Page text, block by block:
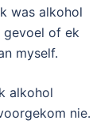
was alkohol
gevoel of ek
myself.
alkohol
nie.